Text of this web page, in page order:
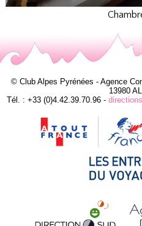
© Club Alpes Pyrénées - Agence
13980
Tél. : +33 (0)4.42.39.70.96 -